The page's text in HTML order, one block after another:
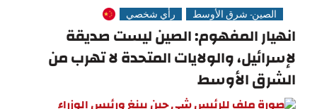
الصين- شرق الأوسط رأي شخصي
انهيار المفهوم: الصين ليست صديقة
لإسرائيل، والولايات المتحدة لا تهرب من
الشرق الأوسط